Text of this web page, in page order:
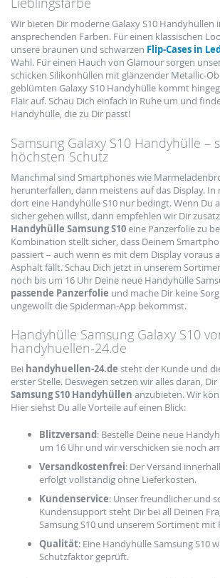
Wir bieten Dir moderne Galaxy S10 Handyhüllen
ansprechenden Farben. Für einen klassischen
unsere braunen und schwarzen Flip-Cases in
Wahl. Für einen Hauch von Glamour sorgen
schicken Silikonhüllen mit glänzender Metallic-
geblümten Galaxy S10 Handyhülle kommt
Flair auf. Schau Dich einfach in Ruhe um und
Handyhülle, die zu Dir passt!
Samsung Galaxy S10 Handyhülle –
höchsten Schutz
Manchmal sind Smartphones wie
herunterfallen, dann meistens auf das Display.
dort eine Handyhülle S10 nur bedingt. Wenn Du
sicher gehen willst, dann empfehlen wir Dir
Handyhülle Samsung S10eine Panzerfolie zu
Kombination stellt sicher, dass Deinem
passiert – auch wenn es mit dem Display voraus
Asphalt fällt. Schau Dich jetzt in unserem
noch bis um 16 Uhr Deine neue Handyhülle
passende Panzerfolie und mache Dir keine
ungewollt die Spiderman-App bekommst.
Handyhülle Samsung Galaxy S10
handyhuellen-24.de
Bei handyhuellen-24.de steht der Kunde und
erster Stelle. Deswegen setzen wir alles daran,
Samsung S10 Handyhüllen anzubieten. Wir
Hier siehst Du alle Vorteile auf einen Blick:
Blitzversand: Bestelle Deine neue
um 16 Uhr und wir verschicken sie noch
Versandkostenfrei: Der Versand
erfolgt vollständig ohne Lieferkosten.
Kundenservice: Unser freundlicher und
Kundensupport steht Dir bei all Deinen
Samsung S10 und unserem Sortiment mit
Qualität: Eine Handyhülle Samsung S10
Schutzfaktor geprüft.